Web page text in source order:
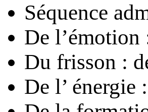
Séquence
De l’émotion
Du frisson :
De l’